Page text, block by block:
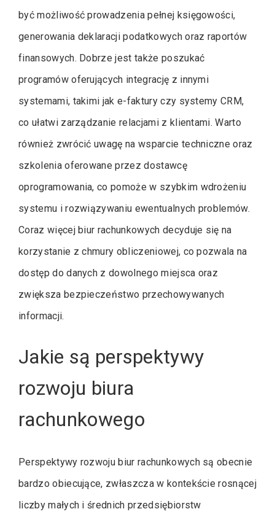
być możliwość prowadzenia pełnej księgowości,
generowania deklaracji podatkowych oraz raportów
finansowych. Dobrze jest także poszukać
programów oferujących integrację z innymi
systemami, takimi jak e-faktury czy systemy CRM,
co ułatwi zarządzanie relacjami z klientami. Warto
również zwrócić uwagę na wsparcie techniczne oraz
szkolenia oferowane przez dostawcę
oprogramowania, co pomoże w szybkim wdrożeniu
systemu i rozwiązywaniu ewentualnych problemów.
Coraz więcej biur rachunkowych decyduje się na
korzystanie z chmury obliczeniowej, co pozwala na
dostęp do danych z dowolnego miejsca oraz
zwiększa bezpieczeństwo przechowywanych
informacji.
Jakie są perspektywy
rozwoju biura
rachunkowego
Perspektywy rozwoju biur rachunkowych są obecnie
bardzo obiecujące, zwłaszcza w kontekście rosnącej
liczby małych i średnich przedsiębiorstw